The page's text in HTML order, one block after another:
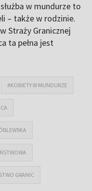
w mundurze to
– także w rodzinie.
Straży Granicznej
ta pełna jest
#KOBIETY W MUNDURZE
GRANIC